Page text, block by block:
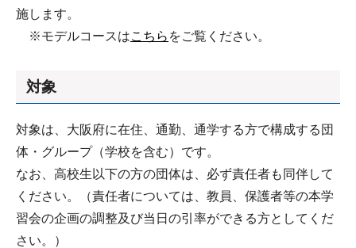
施します。
※モデルコースはこちら をご覧ください。
対象
対象は、大阪府に在住、通勤、通学する方で構成する団
体・グループ（学校を含む）です。
なお、高校生以下の方の団体は、必ず責任者も同伴して
ください。（責任者については、教員、保護者等の本学
習会の企画の調整及び当日の引率ができる方としてくだ
さい。）